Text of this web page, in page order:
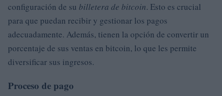
configuración de su billetera de bitcoin. Esto es crucial
para que puedan recibir y gestionar los pagos
adecuadamente. Además, tienen la opción de convertir un
porcentaje de sus ventas en bitcoin, lo que les permite
diversificar sus ingresos.
Proceso de pago